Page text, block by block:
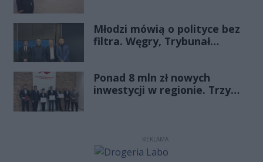
Porannej Rozmowy Radia
Rekord Świętokrzyskie
Młodzi mówią o polityce bez
filtra. Węgry, Trybunał
zmienia zasady gry
Ponad 8 mln zł nowych
inwestycji w regionie. Trzy
REKLAMA